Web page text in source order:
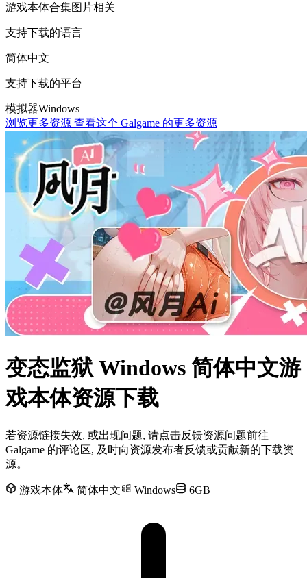
游戏本体合集图片相关
支持下载的语言
简体中文
支持下载的平台
模拟器Windows
浏览更多资源 查看这个 Galgame 的更多资源
变态监狱 Windows 简体中文游
戏本体资源下载
若资源链接失效, 或出现问题, 请点击反馈资源问题前往
Galgame 的评论区, 及时向资源发布者反馈或贡献新的下载资
源。
游戏本体 简体中文 Windows 6GB